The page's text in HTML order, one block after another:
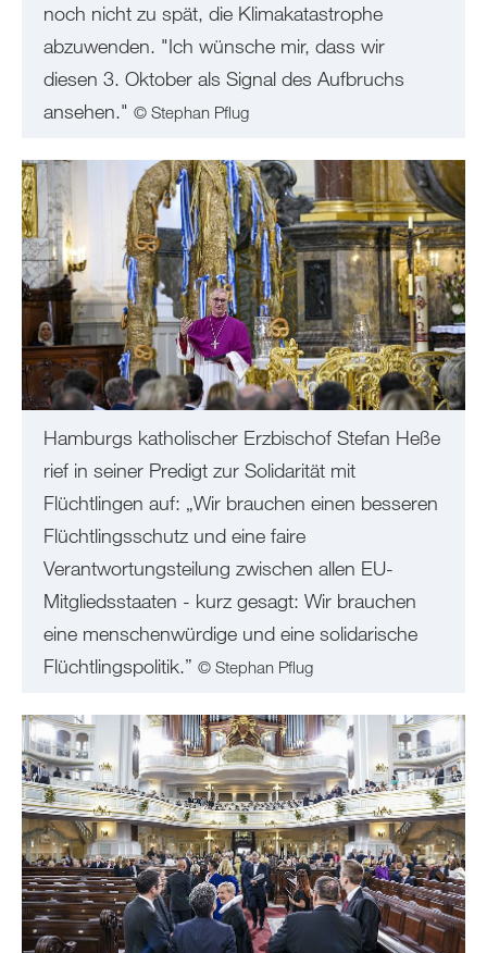
noch nicht zu spät, die Klimakatastrophe
abzuwenden. "Ich wünsche mir, dass wir
diesen 3. Oktober als Signal des Aufbruchs
ansehen." © Stephan Pflug
Hamburgs katholischer Erzbischof Stefan Heße
rief in seiner Predigt zur Solidarität mit
Flüchtlingen auf: „Wir brauchen einen besseren
Flüchtlingsschutz und eine faire
Verantwortungsteilung zwischen allen EU-
Mitgliedsstaaten - kurz gesagt: Wir brauchen
eine menschenwürdige und eine solidarische
Flüchtlingspolitik.” © Stephan Pflug